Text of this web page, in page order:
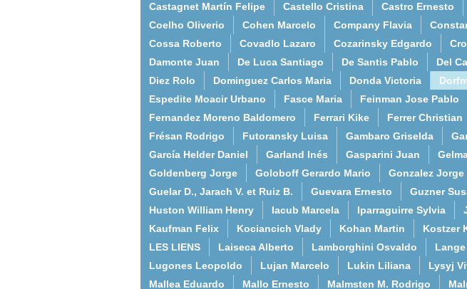
Castagnet Martín Felipe
Castello Cristina Castro Ernesto
Coelho Oliverio
Cohen Marcelo Company Flavia
Cossa Roberto
Covadlo Lazaro Cozarinsky Edgardo
Damonte Juan
De Luca Santiago De Santis Pablo Del
Diez Rolo
Dominguez Carlos Maria Donda Victoria
Espedite Moacir Urbano
Fasce Maria Feinman Jose Pablo
Fernandez Moreno Baldomero
Ferrari Kike Ferrer Christian
Frésan Rodrigo
Futoransky Luisa Gambaro Griselda
García Helder Daniel
Garland Inés Gasparini Juan
Goldenberg Jorge
Goloboff Gerardo Mario Gonzalez Jorge
Guelar D., Jarach V. et Ruiz B.
Guevara Ernesto Guzner
Huston William Henry
Iacub Marcela Iparraguirre Sylvia
Kaufman Felix
Kociancich Vlady Kohan Martin Kostzer
LES LIENS
Laiseca Alberto Lamborghini Osvaldo
Lugones Leopoldo
Lujan Marcelo Lukin Liliana Lysyj
Mallea Eduardo
Mallo Ernesto Malmsten M. Rodrigo